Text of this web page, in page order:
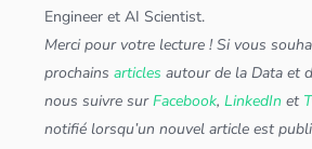
Engineer etAI Scientist.
Merci pour votre lecture ! Si vous
prochainsarticles autour de la Data et
nous suivre surFacebook,LinkedIn et
notifié lorsqu’un nouvel article est